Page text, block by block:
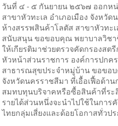
วันที่ ๔ - ๕ กันยายน ๒๕๖๗ ออกห
สาขาหัวทะเล อำเภอเมือง จังห
ห้างสรรพสินค้าโลตัส สาขาหัวทะ
สนับสนุน ขอขอบคุณ พยาบาลวิช
ให้เกียรติมาช่วยตรวจคัดกรองสต
หัวหน้าส่วนราชการ องค์การปกค
สาธารณสุขประจำหมู่บ้าน ขอขอ
จังหวัดนครราชสีมา ที่เอื้อเฟื้อด้า
สมทบทุนบริจาคหรือซื้อสินค้าที่ร
รายได้ส่วนหนึ่งจะนำไปใช้ในการ
ไทยกลุ่มเสี่ยงและด้อยโอกาสทั่วป